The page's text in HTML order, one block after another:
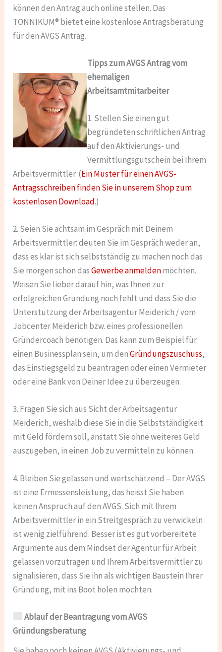
können den Antrag auch online stellen. Das
TONNIKUM® bietet eine kostenlose Antragsberatung
für den AVGS Antrag.
Tipps zum AVGS Antrag vom
ehemaligen
Arbeitsamtmitarbeiter
1. Stellen Sie einen gut
begründeten schriftlichen Antrag
auf den Aktivierungs- und
Vermittlungsgutschein bei Ihrem
Arbeitsvermittler. (Ein Muster für einen AVGS-
Antragsschreiben finden Sie in unserem Shop zum
kostenlosen Download.)
2. Seien Sie achtsam im Gespräch mit Deinem
Arbeitsvermittler: deuten Sie im Gespräch weder an,
dass es klar ist sich selbstständig zu machen noch das
Sie morgen schon dasGewerbe anmeldenmöchten.
Weisen Sie lieber darauf hin, was Ihnen zur
erfolgreichen Gründung noch fehlt und dass Sie die
Unterstützung der Arbeitsagentur Meiderich / vom
Jobcenter Meiderich bzw. eines professionellen
Gründercoach benötigen. Das kann zum Beispiel für
einen Businessplan sein, um denGründungszuschuss,
das Einstiegsgeld zu beantragen oder einen Vermieter
oder eine Bank von Deiner Idee zu überzeugen.
3. Fragen Sie sich aus Sicht der Arbeitsagentur
Meiderich, weshalb diese Sie in die Selbstständigkeit
mit Geld fördern soll, anstatt Sie ohne weiteres Geld
auszugeben, in einen Job zu vermitteln zu können.
4. Bleiben Sie gelassen und wertschätzend – Der AVGS
ist eine Ermessensleistung, das heisst Sie haben
keinen Anspruch auf den AVGS. Sich mit Ihrem
Arbeitsvermittler in ein Streitgespräch zu verwickeln
ist wenig zielführend. Besser ist es gut vorbereitete
Argumente aus dem Mindset der Agentur für Arbeit
gelassen vorzutragen und Ihrem Arbeitsvermittler zu
signalisieren, dass Sie ihn als wichtigen Baustein Ihrer
Gründung, mit ins Boot holen möchten.
Ablauf der Beantragung vom AVGS
Gründungsberatung